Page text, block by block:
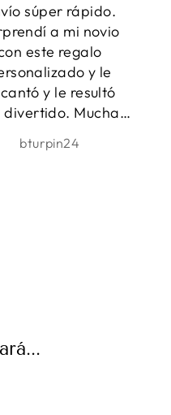
perfecto y qué
tan adorable.
muy rápida y
servicio increíble!
muy contento con
¡Muchas gracias! :)
Bára